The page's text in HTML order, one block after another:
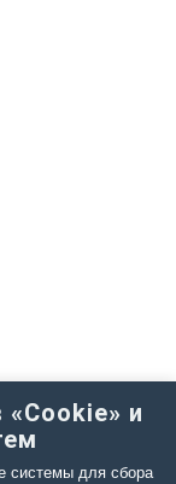
и
системы для сбора